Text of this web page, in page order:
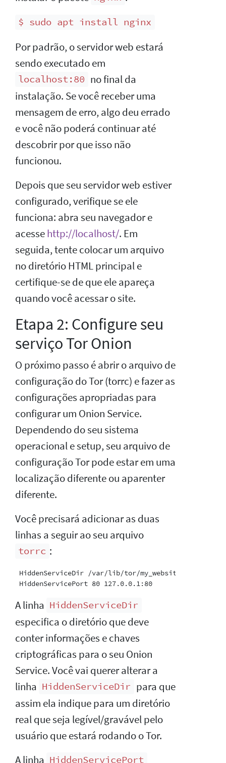
$ sudo apt install nginx
Por padrão, o servidor web estará
sendo executado em
localhost:80 no final da
instalação. Se você receber uma
mensagem de erro, algo deu errado
e você não poderá continuar até
descobrir por que isso não
funcionou.
Depois que seu servidor web estiver
configurado, verifique se ele
funciona: abra seu navegador e
acessehttp://localhost/. Em
seguida, tente colocar um arquivo
no diretório HTML principal e
certifique-se de que ele apareça
quando você acessar o site.
Etapa 2: Configure seu
serviço Tor Onion
O próximo passo é abrir o arquivo de
configuração do Tor (torrc) e fazer as
configurações apropriadas para
configurar um Onion Service.
Dependendo do seu sistema
operacional e setup, seu arquivo de
configuração Tor pode estar em uma
localização diferente ou aparenter
diferente.
Você precisará adicionar as duas
linhas a seguir ao seu arquivo
torrc :
HiddenServiceDir /var/lib/tor/my_website/
A linha HiddenServiceDir
especifica o diretório que deve
conter informações e chaves
criptográficas para o seu Onion
Service. Você vai querer alterar a
linha HiddenServiceDir para que
assim ela indique para um diretório
real que seja legível/gravável pelo
usuário que estará rodando o Tor.
A linha HiddenServicePort